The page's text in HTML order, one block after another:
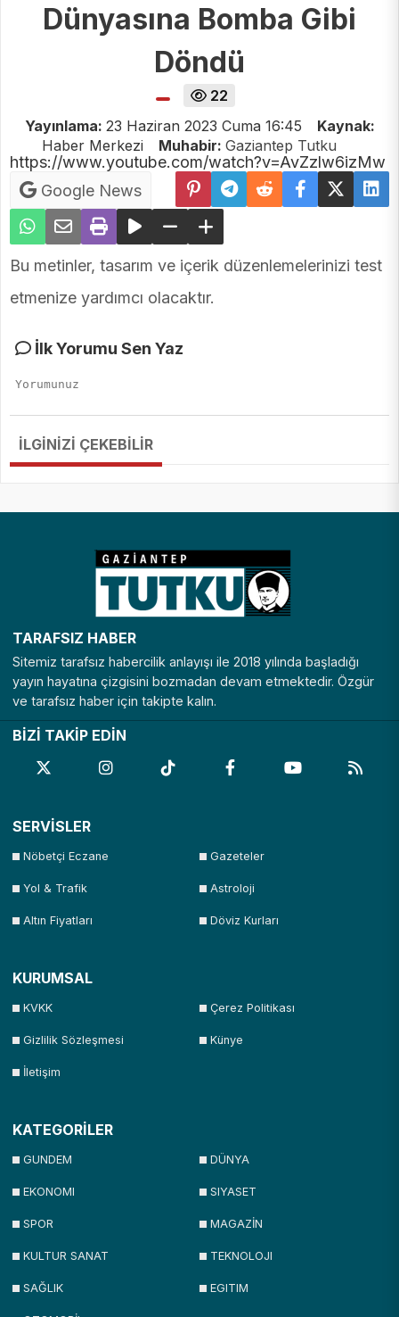
Dünyasına Bomba Gibi
Döndü
22
Yayınlama: 23 Haziran 2023 Cuma 16:45
Kaynak:
Haber Merkezi
Muhabir: Gaziantep Tutku
https://www.youtube.com/watch?v=AvZzlw6izMw
Google News
Bu metinler, tasarım ve içerik düzenlemelerinizi test
etmenize yardımcı olacaktır.
İlk Yorumu Sen Yaz
İLGİNİZİ ÇEKEBİLİR
TARAFSIZ HABER
Sitemiz tarafsız habercilik anlayışı ile 2018 yılında başladığı
yayın hayatına çizgisini bozmadan devam etmektedir. Özgür
ve tarafsız haber için takipte kalın.
BİZİ TAKİP EDİN
SERVİSLER
Nöbetçi Eczane Gazeteler
Yol & Trafik Astroloji
Altın Fiyatları Döviz Kurları
KURUMSAL
KVKK Çerez Politikası
Gizlilik Sözleşmesi Künye
İletişim
KATEGORİLER
GUNDEM DÜNYA
EKONOMI SIYASET
SPOR MAGAZİN
KULTUR SANAT TEKNOLOJI
SAĞLIK EGITIM